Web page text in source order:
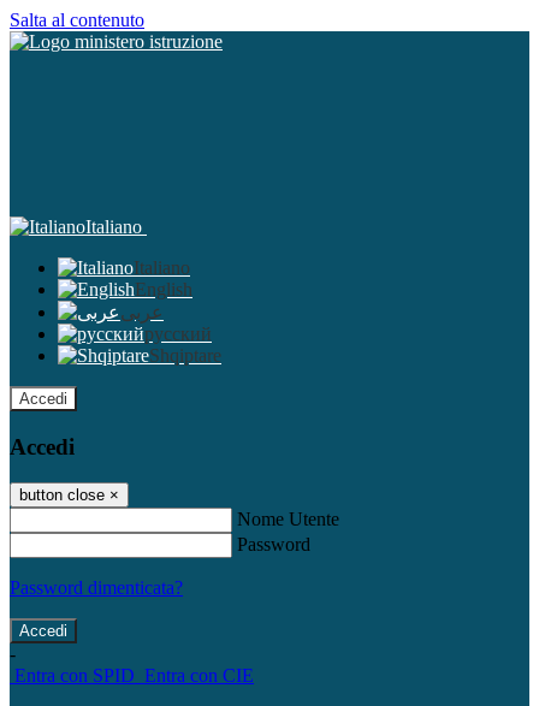
Salta al contenuto
Italiano
Italiano
English
عربى
русский
Shqiptare
Accedi
Accedi
button close ×
Nome Utente
Password
Password dimenticata?
-
Entra con SPID Entra con CIE